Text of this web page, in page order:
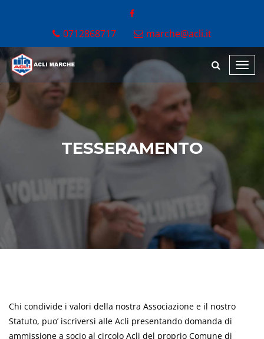
0712868717 marche@acli.it
TESSERAMENTO
Chi condivide i valori della nostra Associazione e il nostro
Statuto, puo’ iscriversi alle Acli presentando domanda di
ammissione a socio al circolo Acli del proprio Comune di